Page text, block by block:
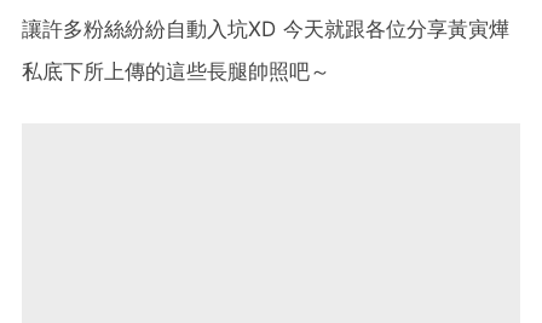
讓許多粉絲紛紛自動入坑XD 今天就跟各位分享黃寅燁
私底下所上傳的這些長腿帥照吧～